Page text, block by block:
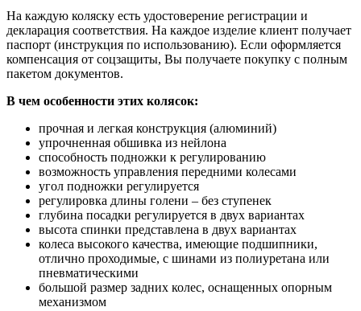
На каждую коляску есть удостоверение регистрации и
декларация соответствия. На каждое изделие клиент получает
паспорт (инструкция по использованию). Если оформляется
компенсация от соцзащиты, Вы получаете покупку с полным
пакетом документов.
В чем особенности этих колясок:
прочная и легкая конструкция (алюминий)
упрочненная обшивка из нейлона
способность подножки к регулированию
возможность управления передними колесами
угол подножки регулируется
регулировка длины голени – без ступенек
глубина посадки регулируется в двух вариантах
высота спинки представлена в двух вариантах
колеса высокого качества, имеющие подшипники,
отлично проходимые, с шинами из полиуретана или
пневматическими
большой размер задних колес, оснащенных опорным
механизмом